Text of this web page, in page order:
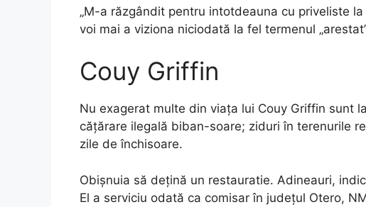
„M-a răzgândit pentru intotdeauna cu priveliste
voi mai a viziona niciodată la fel termenul
Couy Griffin
Nu exagerat multe din viața lui Couy Griffin sunt
cățărare ilegală biban-soare; ziduri în terenurile
zile de închisoare.
Obișnuia să dețină un restauratie. Adineauri,
El a serviciu odată ca comisar în județul Otero,